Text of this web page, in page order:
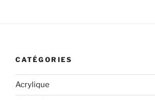
CATÉGORIES
Acrylique